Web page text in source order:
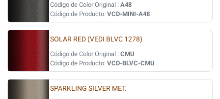
Código de Color Original : A48
Código de Producto: VCD-MINI-A48
SOLAR RED (VEDI BLVC 1278)
Código de Color Original : CMU
Código de Producto: VCD-BLVC-CMU
SPARKLING SILVER MET.